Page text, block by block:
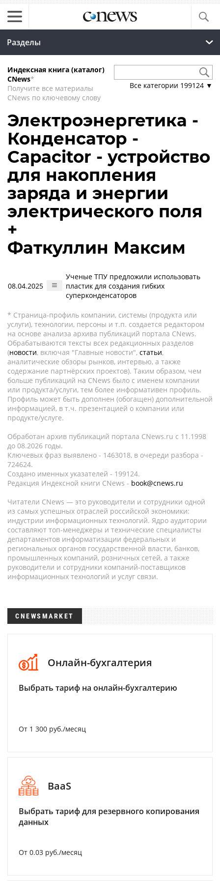
Разделы
Индексная книга (каталог)
CNews*
Получите все материалы
CNews по ключевому слову
Все категории 199124 ▼
Электроэнергетика -
Конденсатор -
Capacitor - устройство
для накопления
заряда и энергии
электрического поля
+
Фаткуллин Максим
08.04.2025
Ученые ТПУ предложили использовать
пластик для создания гибких
суперконденсаторов
* Страница-профиль компании, системы (продукта или
услуги), технологии, персоны и т.п. создается редактором
на основе анализа архива публикаций портала CNews.
Обрабатываются тексты всех редакционных разделов
(новости, включая "Главные новости", статьи,
аналитические обзоры рынков, интервью, а также
содержание партнёрских проектов). Таким образом, чем
больше публикаций на CNews было с именем компании
или продукта/услуги, тем более информативен профиль.
Профиль может быть дополнен (обогащен) дополнительной
информацией, в т.ч. презентацией о компании или
продукте/услуге.
Обработан архив публикаций портала CNews.ru c 11.1998
до 08.2026 годы.
Ключевых фраз выявлено - 1463018, в очереди разбора -
724624.
Создано именных указателей - 199124.
Редакция Индексной книги CNews - book@cnews.ru
Читатели CNews — это руководители и сотрудники одной
из самых успешных отраслей российской экономики:
индустрии информационных технологий. Ядро аудитории
составляют топ-менеджеры и технические специалисты
департаментов информатизации федеральных и
региональных органов государственной власти, банков,
промышленных компаний, розничных сетей, а также
руководители и сотрудники компаний-поставщиков
информационных технологий и услуг связи.
CNEWSMARKET
Онлайн-бухгалтерия
Выбрать тариф на онлайн-бухгалтерию
От 1 300 руб./месяц
BaaS
Выбрать тариф для резервного копирования
данных
От 0.03 руб./месяц